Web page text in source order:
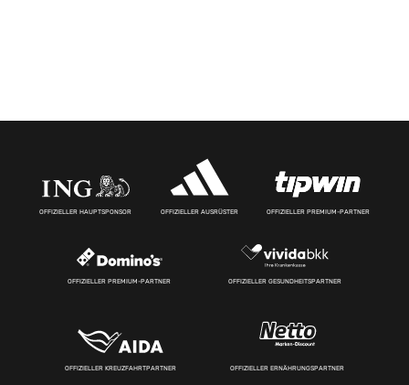
OFFIZIELLER HAUPTSPONSOR OFFIZIELLER AUSRÜSTER OFFIZIELLER PREMIUM-PARTNER
OFFIZIELLER PREMIUM-PARTNER OFFIZIELLER GESUNDHEITSPARTNER
OFFIZIELLER KREUZFAHRTPARTNER OFFIZIELLER ERNÄHRUNGSPARTNER